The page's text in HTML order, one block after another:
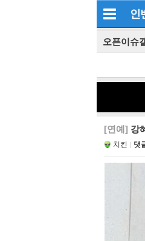
인
오픈이슈
[연예] 강
치킨 댓